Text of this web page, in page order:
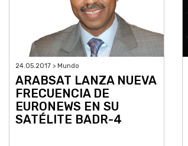
24.05.2017 > Mundo
ARABSAT LANZA NUEVA
FRECUENCIA DE
EURONEWS EN SU
SATÉLITE BADR-4